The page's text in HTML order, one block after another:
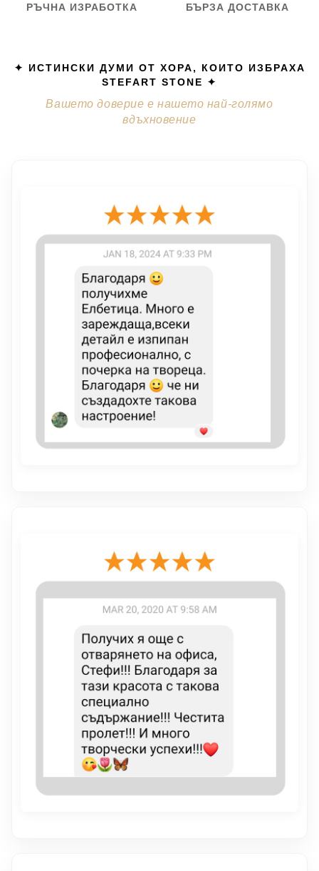
РЪЧНА ИЗРАБОТКА БЪРЗА ДОСТАВКА
✦ ИСТИНСКИ ДУМИ ОТ ХОРА, КОИТО ИЗБРАХА
STEFART STONE ✦
Вашето доверие е нашето най-голямо
вдъхновение